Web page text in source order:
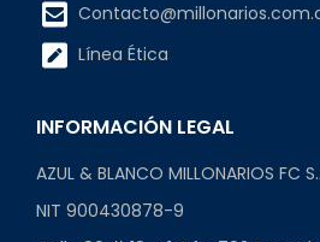
Línea Ética
INFORMACIÓN LEGAL
AZUL & BLANCO MILLONARIOS FC
NIT 900430878-9